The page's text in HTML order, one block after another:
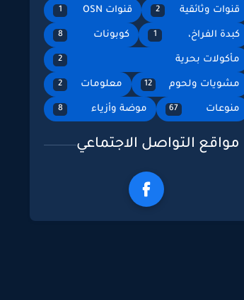
قنوات وثائقية 2 قنوات OSN 1
كبدة الفراخ، 1 كوبونات 8
مأكولات بحرية 2
مشويات ولحوم 12 معلومات 2
منوعات 67 موضة وأزياء 8
مواقع التواصل الاجتماعي